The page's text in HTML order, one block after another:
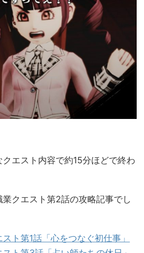
エスト内容で約15分ほどで終わ
業クエスト第2話の攻略記事でし
ト第1話「心をつなぐ初仕事」